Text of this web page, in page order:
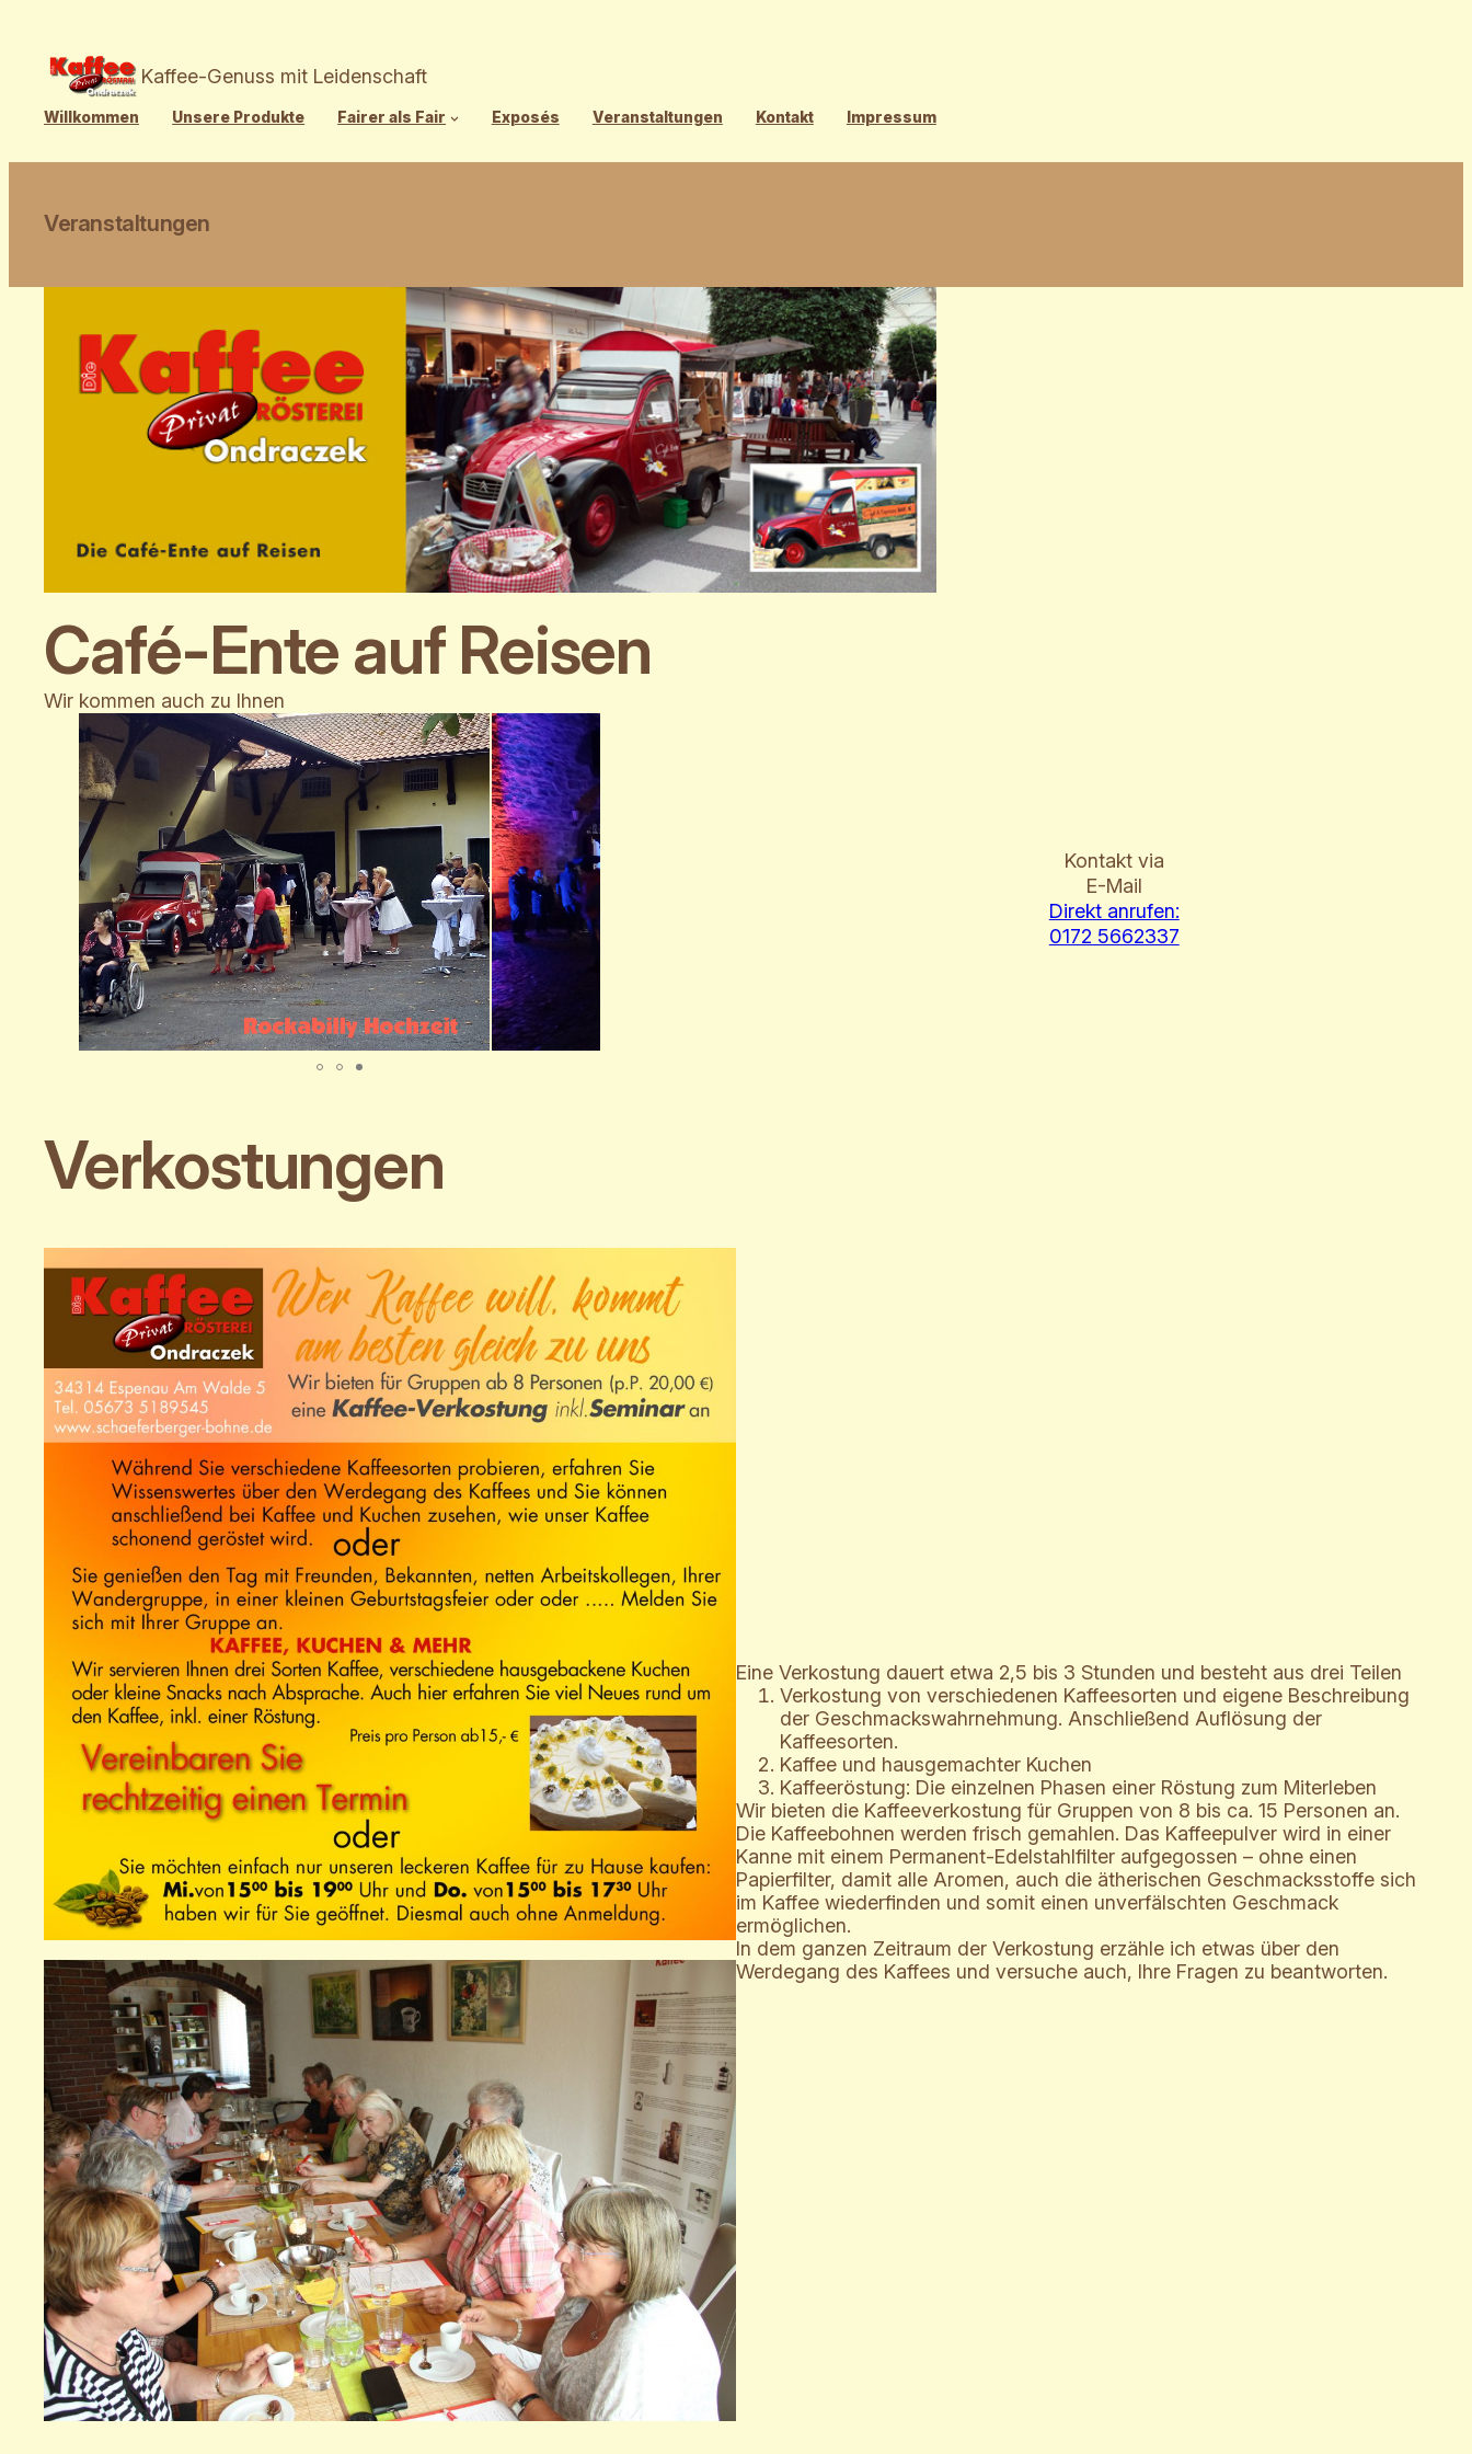
springen
Kaffee-Genuss mit Leidenschaft
Willkommen Unsere Produkte Fairer als Fair Exposés Veranstaltungen Kontakt Impressum
Veranstaltungen
Café-Ente auf Reisen
Wir kommen auch zu Ihnen
Kontakt via
E-Mail
Direkt anrufen:
0172 5662337
Verkostungen
Eine Verkostung dauert etwa 2,5 bis 3 Stunden und besteht aus drei Teilen
Verkostung von verschiedenen Kaffeesorten und eigene Beschreibung
der Geschmackswahrnehmung. Anschließend Auflösung der
Kaffeesorten.
Kaffee und hausgemachter Kuchen
Kaffeeröstung: Die einzelnen Phasen einer Röstung zum Miterleben
Wir bieten die Kaffeeverkostung für Gruppen von 8 bis ca. 15 Personen an.
Die Kaffeebohnen werden frisch gemahlen. Das Kaffeepulver wird in einer
Kanne mit einem Permanent-Edelstahlfilter aufgegossen – ohne einen
Papierfilter, damit alle Aromen, auch die ätherischen Geschmacksstoffe sich
im Kaffee wiederfinden und somit einen unverfälschten Geschmack
ermöglichen.
In dem ganzen Zeitraum der Verkostung erzähle ich etwas über den
Werdegang des Kaffees und versuche auch, Ihre Fragen zu beantworten.